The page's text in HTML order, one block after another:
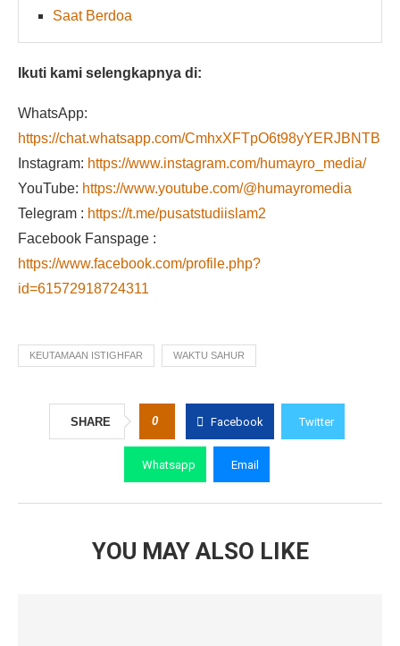
Saat Berdoa
Ikuti kami selengkapnya di:
WhatsApp:
https://chat.whatsapp.com/CmhxXFTpO6t98yYERJBNTB
Instagram: https://www.instagram.com/humayro_media/
YouTube: https://www.youtube.com/@humayromedia
Telegram : https://t.me/pusatstudiislam2
Facebook Fanspage :
https://www.facebook.com/profile.php?
id=61572918724311
KEUTAMAAN ISTIGHFAR WAKTU SAHUR
SHARE 0 Facebook Twitter
Whatsapp Email
YOU MAY ALSO LIKE